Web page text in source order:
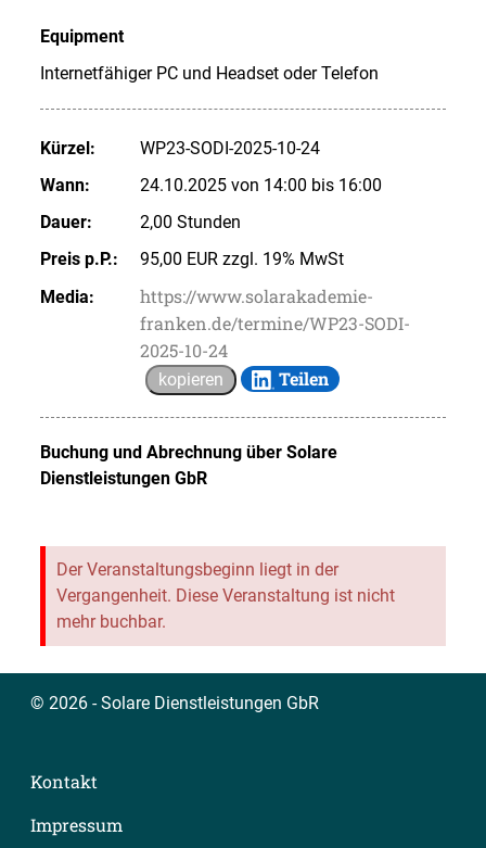
Equipment
Internetfähiger PC und Headset oder Telefon
Kürzel:
WP23-SODI-2025-10-24
Wann:
24.10.2025 von 14:00 bis 16:00
Dauer:
2,00 Stunden
Preis p.P.:
95,00 EUR zzgl. 19% MwSt
Media:
https://www.solarakademie-
franken.de/termine/WP23-SODI-
2025-10-24
kopieren Teilen
Buchung und Abrechnung über Solare
Dienstleistungen GbR
Der Veranstaltungsbeginn liegt in der
Vergangenheit. Diese Veranstaltung ist nicht
mehr buchbar.
© 2026 - Solare Dienstleistungen GbR
Kontakt
Impressum